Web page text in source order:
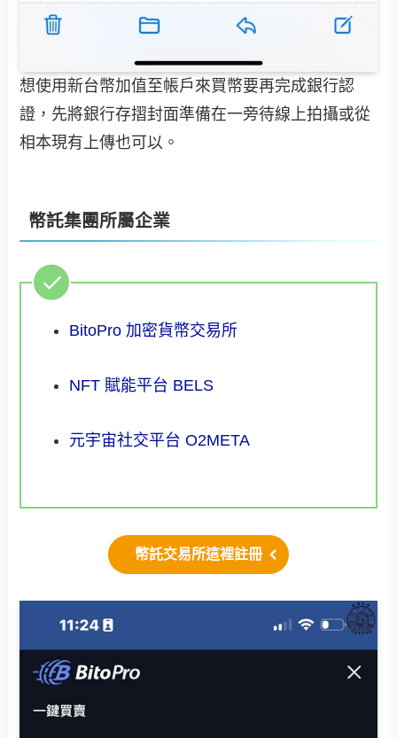
想使用新台幣加值至帳戶來買幣要再完成銀行認
證，先將銀行存摺封面準備在一旁待線上拍攝或從
相本現有上傳也可以。
幣託集團所屬企業
BitoPro 加密貨幣交易所
NFT 賦能平台 BELS
元宇宙社交平台 O2META
幣託交易所這裡註冊